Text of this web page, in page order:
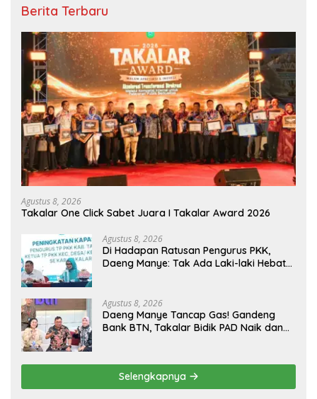
Berita Terbaru
Agustus 8, 2026
Takalar One Click Sabet Juara I Takalar Award 2026
Agustus 8, 2026
Di Hadapan Ratusan Pengurus PKK,
Daeng Manye: Tak Ada Laki-laki Hebat
Agustus 8, 2026
Daeng Manye Tancap Gas! Gandeng
Bank BTN, Takalar Bidik PAD Naik dan
Selengkapnya